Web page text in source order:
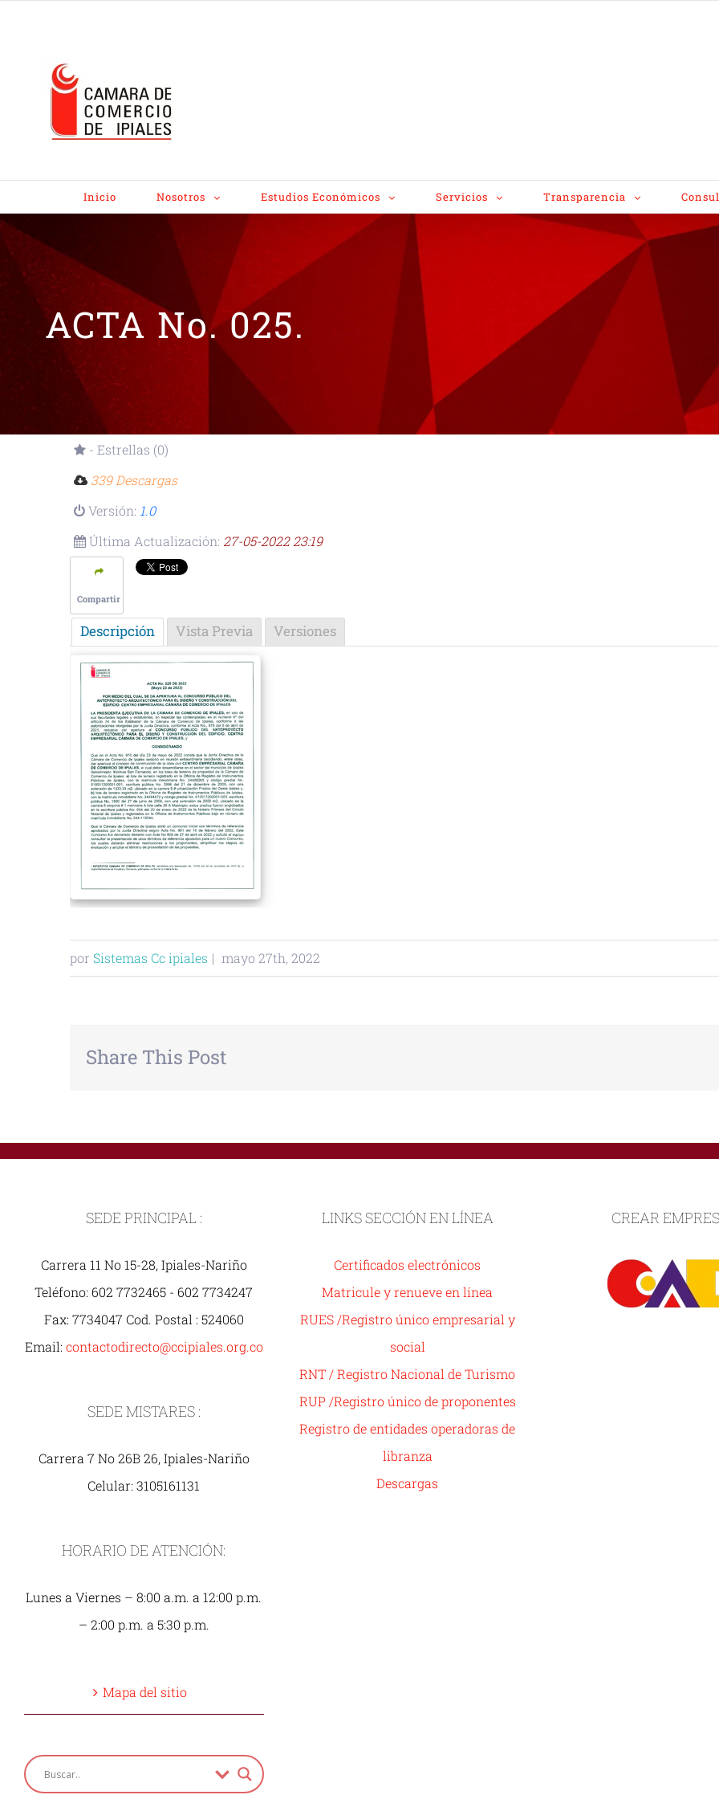
Inicio Nosotros Estudios Económicos Servicios Transparencia
ACTA No. 025.
- Estrellas (0)
339 Descargas
Versión: 1.0
Última Actualización: 27-05-2022 23:19
Compartir
Descripción Vista Previa Versiones
por Sistemas Cc ipiales | mayo 27th, 2022
Share This Post
SEDE PRINCIPAL :
Carrera 11 No 15-28, Ipiales-Nariño
Teléfono: 602 7732465 - 602 7734247
Fax: 7734047 Cod. Postal : 524060
Email: contactodirecto@ccipiales.org.co
SEDE MISTARES :
Carrera 7 No 26B 26, Ipiales-Nariño
Celular: 3105161131
HORARIO DE ATENCIÓN:
Lunes a Viernes – 8:00 a.m. a 12:00 p.m.
– 2:00 p.m. a 5:30 p.m.
Mapa del sitio
LINKS SECCIÓN EN LÍNEA
Certificados electrónicos
Matricule y renueve en línea
RUES /Registro único empresarial y
social
RNT / Registro Nacional de Turismo
RUP /Registro único de proponentes
Registro de entidades operadoras de
libranza
Descargas
CREAR